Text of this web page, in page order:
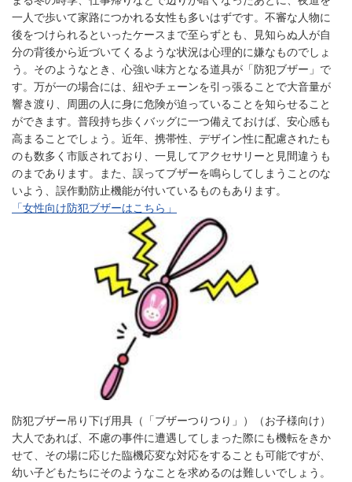
一人で歩いて家路につかれる女性も多いはずです。不審な人物に
後をつけられるといったケースまで至らずとも、見知らぬ人が自
分の背後から近づいてくるような状況は心理的に嫌なものでしょ
う。そのようなとき、心強い味方となる道具が「防犯ブザー」で
す。万が一の場合には、紐やチェーンを引っ張ることで大音量が
響き渡り、周囲の人に身に危険が迫っていることを知らせること
ができます。普段持ち歩くバッグに一つ備えておけば、安心感も
高まることでしょう。近年、携帯性、デザイン性に配慮されたも
のも数多く市販されており、一見してアクセサリーと見間違うも
のまであります。また、誤ってブザーを鳴らしてしまうことのな
いよう、誤作動防止機能が付いているものもあります。
「女性向け防犯ブザーはこちら」
防犯ブザー吊り下げ用具（「ブザーつりつり」）（お子様向け）
大人であれば、不慮の事件に遭遇してしまった際にも機転をきか
せて、その場に応じた臨機応変な対応をすることも可能ですが、
幼い子どもたちにそのようなことを求めるのは難しいでしょう。